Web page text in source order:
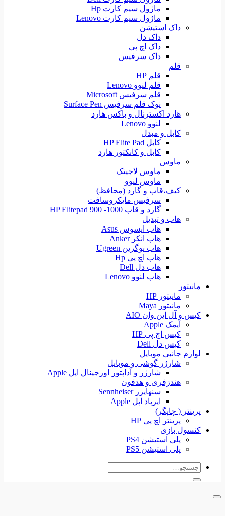
ماژول سیم کارت Hp
ماژول سیم کارت Lenovo
داک استیشن
داک دل
داک اچ پی
داک سرفیس
قلم
قلم HP
قلم لنوو Lenovo
قلم سرفیس Microsoft
نوک قلم سرفیس Surface Pen
هارد اکسترنال و باکس هارد
لنوو Lenovo
کابل و مبدل
کابل HP Elite Pad
کابل و کانکتور هارد
ماوس
ماوس لاجیتک
ماوس لنوو
کیف،قاب و گارد (محافظ)
سرفیس مایکروسافت
گارد و قاب HP Elitepad 900 -1000
هاب و تبدیل
هاب ایسوس Asus
هاب انکر Anker
هاب یوگرین Ugreen
هاب اچ پی Hp
هاب دل Dell
هاب لنوو Lenovo
مانیتور
مانیتور HP
مانیتور Maya
کیس و آل این وان AIO
آیمک Apple
کیس اچ پی HP
کیس دل Dell
لوازم جانبی موبایل
شارژر گوشی و موبایل
شارژر و آداپتور اورجینال اپل Apple
هندزفری و هدفون
سنهایزر Sennheiser
ایرپاد اپل Apple
پرینتر ( چاپگر)
پرینتر اچ پی HP
کنسول بازی
پلی استیشن PS4
پلی استیشن PS5
جستجو